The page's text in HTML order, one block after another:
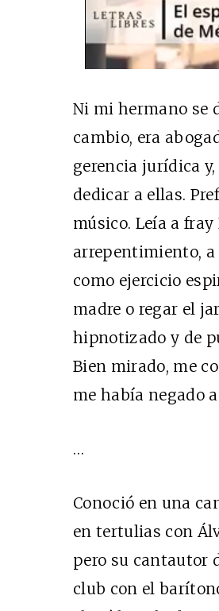
Ni mi hermano se
cambio, era
gerencia jurídica
dedicar a ellas.
músico. Leía a
arrepentimiento,
como ejercicio
madre o regar el
hipnotizado y de
Bien mirado, me
me había negado a
…
Conoció en una
en tertulias con
pero su cantautor
club con el